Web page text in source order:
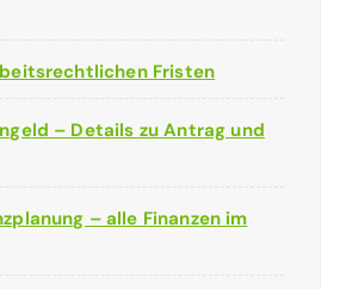
Fristen
– Details zu Antrag und
– alle Finanzen im